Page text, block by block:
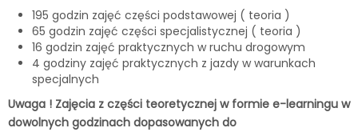
195 godzin zajęć części podstawowej ( teoria )
65 godzin zajęć części specjalistycznej ( teoria )
16 godzin zajęć praktycznych w ruchu drogowym
4 godziny zajęć praktycznych z jazdy w warunkach
specjalnych
Uwaga ! Zajęcia z części teoretycznej w formie e-learningu w
dowolnych godzinach dopasowanych do